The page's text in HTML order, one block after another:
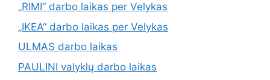
„RIMI“ darbo laikas per Velykas
„IKEA“ darbo laikas per Velykas
ULMAS darbo laikas
PAULINI valyklų darbo laikas